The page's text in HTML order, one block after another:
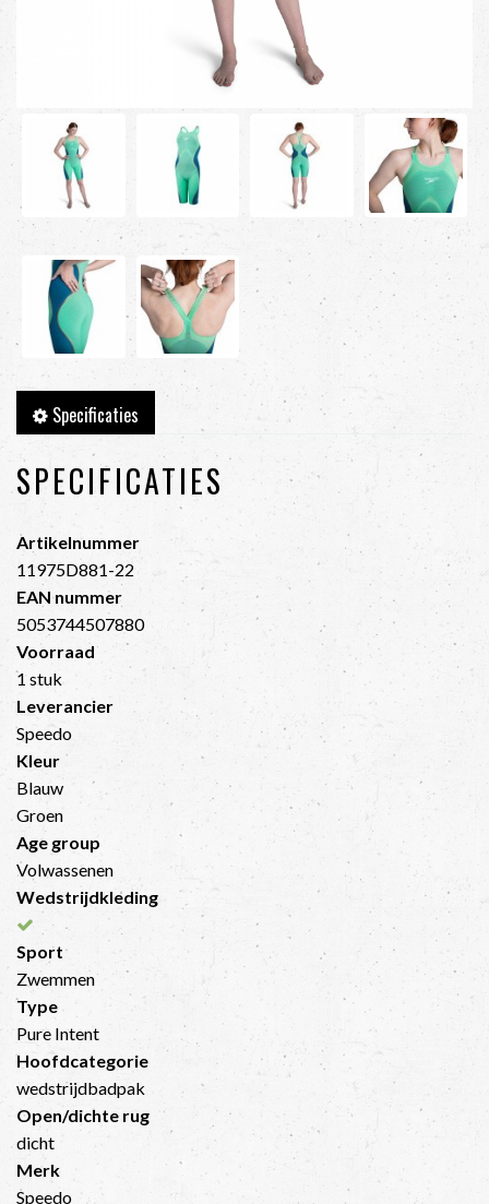
Specificaties
SPECIFICATIES
Artikelnummer
11975D881-22
EAN nummer
5053744507880
Voorraad
1 stuk
Leverancier
Speedo
Kleur
Blauw
Groen
Age group
Volwassenen
Wedstrijdkleding
Sport
Zwemmen
Type
Pure Intent
Hoofdcategorie
wedstrijdbadpak
Open/dichte rug
dicht
Merk
Speedo